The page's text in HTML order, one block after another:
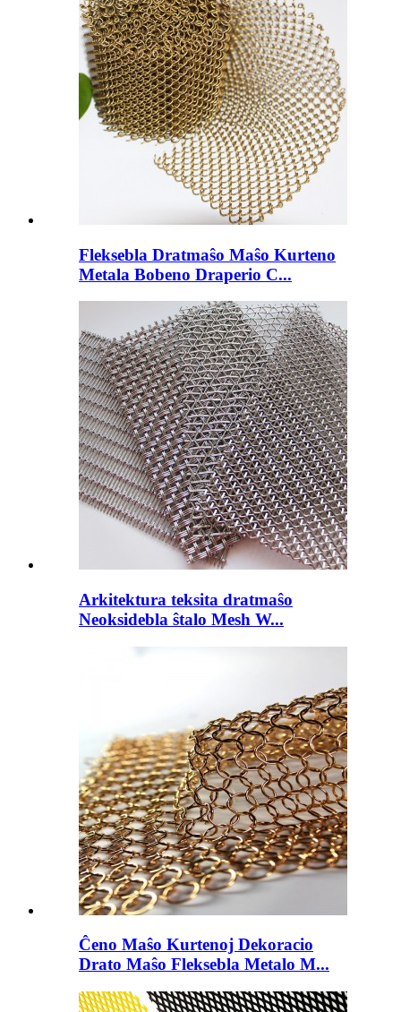
Fleksebla Dratmaŝo Maŝo Kurteno
Metala Bobeno Draperio C...
Arkitektura teksita dratmaŝo
Neoksidebla ŝtalo Mesh W...
Ĉeno Maŝo Kurtenoj Dekoracio
Drato Maŝo Fleksebla Metalo M...